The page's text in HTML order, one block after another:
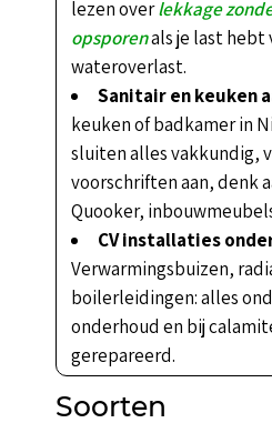
lezen overlekkage
opsporenals je last hebt
wateroverlast.
Sanitair en keuken
keuken of badkamer in
sluiten alles vakkundig,
voorschriften aan, denk
Quooker,
CV installaties
Verwarmingsbuizen,
boilerleidingen: alles
onderhoud en bij
gerepareerd.
Soorten